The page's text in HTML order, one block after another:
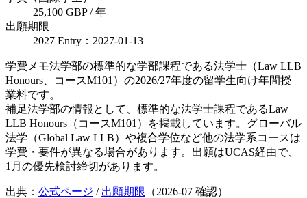
25,100 GBP / 年
出願期限
2027 Entry：2027-01-13
学費メモ法学部の標準的な学部課程である法学士（Law LLB
Honours、コースM101）の2026/27年度の留学生向け年間授
業料です。
補足法学部の情報として、標準的な法学士課程であるLaw
LLB Honours（コースM101）を掲載しています。グローバル
法学（Global Law LLB）や複合学位など他の法学系コースは
学費・要件が異なる場合があります。出願はUCAS経由で、
1月の優先検討締切があります。
出典： 公式ページ / 出願期限 （2026-07 確認）